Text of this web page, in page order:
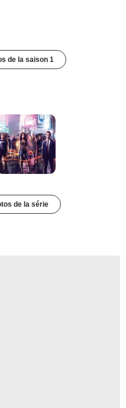
de la saison 1
de la série